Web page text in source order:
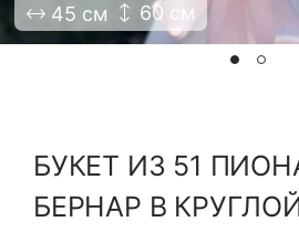
45 см 60 см
БУКЕТ ИЗ 51
БЕРНАР В